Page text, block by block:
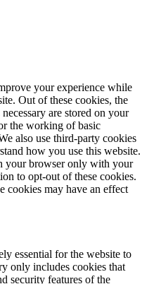
your experience while
Out of these cookies, the
are stored on your
the working of basic
also use third-party cookies
how you use this website.
your browser only with your
to opt-out of these cookies.
cookies may have an effect
essential for the website to
only includes cookies that
security features of the